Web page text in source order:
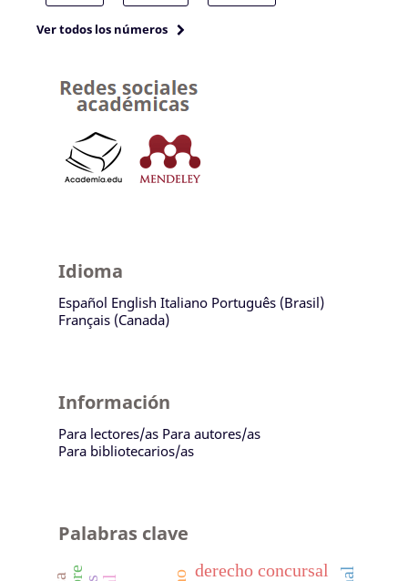
Ver todos los números
Idioma
Español English Italiano Português (Brasil)
Français (Canada)
Información
Para lectores/as Para autores/as
Para bibliotecarios/as
Palabras clave
derecho concursal